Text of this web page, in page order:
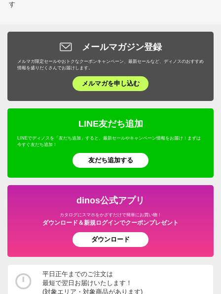
す
メールマガジン登録
メルマガ限定セールやおトクなクーポンキャンペーン、最新セールなど、ディノスのおすすめ
情報を盛りだくさんでお届けします。
メルマガを申し込む
LINE友だち追加
LINEでディノスを「友だち追加」すると、最新セールやキャンペーン情報をお届け！まずは
今すぐ友だち追加！
友だち追加する
dinos公式アプリ
カタログにスマホをかざすだけで簡単にお買い物！
ダウンロード＆新規ログインでクーポンプレゼント
ダウンロード
平日正午までのご注文は
最短で翌日お届けいたします！
(対象エリア・対象商品があります)